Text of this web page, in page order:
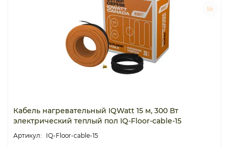
Кабель нагревательный IQWatt 15 м, 300 Вт
электрический теплый пол IQ-Floor-cable-15
IQ-Floor-cable-15